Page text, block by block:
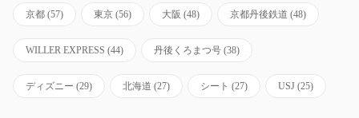
京都 (57) 東京 (56) 大阪 (48) 京都丹後鉄道 (48)
WILLER EXPRESS (44) 丹後くろまつ号 (38)
ディズニー (29) 北海道 (27) シート (27) USJ (25)